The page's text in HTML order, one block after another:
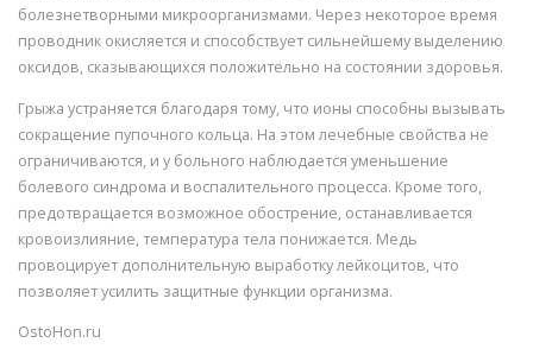
болезнетворными микроорганизмами. Через некоторое время
проводник окисляется и способствует сильнейшему выделению
оксидов, сказывающихся положительно на состоянии здоровья.
Грыжа устраняется благодаря тому, что ионы способны вызывать
сокращение пупочного кольца. На этом лечебные свойства не
ограничиваются, и у больного наблюдается уменьшение
болевого синдрома и воспалительного процесса. Кроме того,
предотвращается возможное обострение, останавливается
кровоизлияние, температура тела понижается. Медь
провоцирует дополнительную выработку лейкоцитов, что
позволяет усилить защитные функции организма.
OstoHon.ru